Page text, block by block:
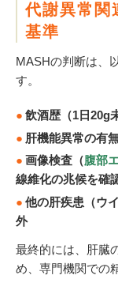
代謝異常関
基準
MASHの判断は、
す。
飲酒歴（1日20g
肝機能異常の有
画像検査（腹部
線維化の兆候を確
他の肝疾患（ウ
外
最終的には、肝臓
め、専門機関での